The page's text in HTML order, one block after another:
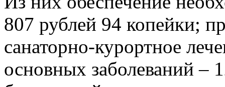
807 рублей 94 копейки;
санаторно-курортное
основных заболеваний –